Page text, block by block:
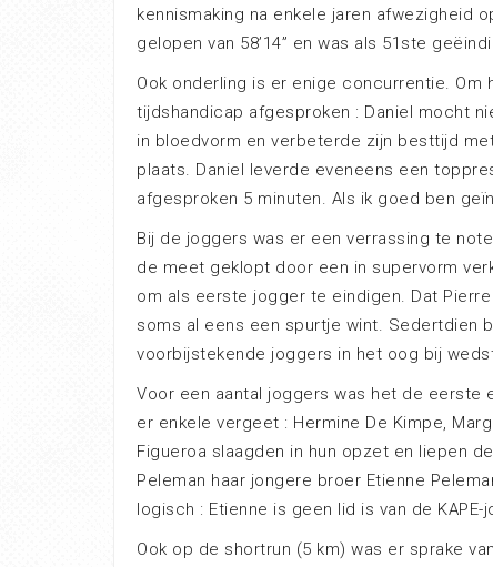
kennismaking na enkele jaren afwezigheid
gelopen van 58’14” en was als 51ste
Ook onderling is er enige concurrentie.
tijdshandicap afgesproken : Daniel mocht
in bloedvorm en verbeterde zijn besttijd
plaats. Daniel leverde eveneens een
afgesproken 5 minuten. Als ik goed ben
Bij de joggers was er een verrassing te
de meet geklopt door een in supervorm
om als eerste jogger te eindigen. Dat
soms al eens een spurtje wint. Sedertdien
voorbijstekende joggers in het oog bij
Voor een aantal joggers was het de eerste
er enkele vergeet : Hermine De Kimpe,
Figueroa slaagden in hun opzet en liepen
Peleman haar jongere broer Etienne
logisch : Etienne is geen lid is van de
Ook op de shortrun (5 km) was er sprake